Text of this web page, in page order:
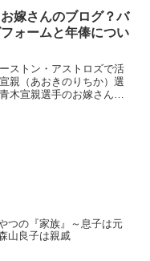
京アナウンサーの大竹
んです。と...
嫁さんのブログ？バ
ォームと年俸につい
ストン・アストロズで活
親（あおきのりちか）選
木宣親選手のお嫁さんと
つの『家族』～息子は元
山良子は親戚